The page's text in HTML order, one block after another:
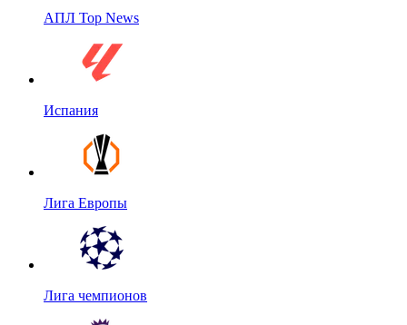
АПЛ Top News
Испания
Лига Европы
Лига чемпионов